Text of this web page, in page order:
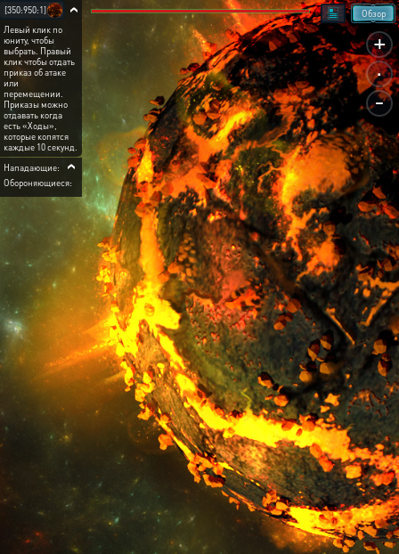
+
.
-
Обзор
[350:950:1]
Левый клик по
юниту, чтобы
выбрать. Правый
клик чтобы отдать
приказ об атаке
или
перемещении.
Приказы можно
отдавать когда
есть «Ходы»,
которые копятся
каждые 10 секунд.
Нападающие:
Обороняющиеся: